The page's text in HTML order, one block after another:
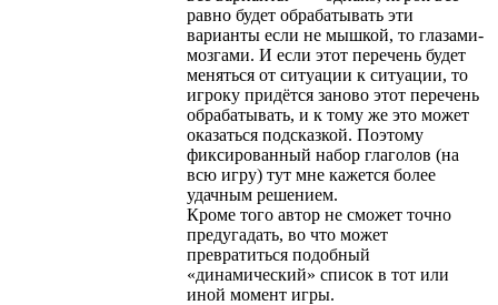
равно будет обрабатывать эти
варианты если не мышкой, то глазами-
мозгами. И если этот перечень будет
меняться от ситуации к ситуации, то
игроку придётся заново этот перечень
обрабатывать, и к тому же это может
оказаться подсказкой. Поэтому
фиксированный набор глаголов (на
всю игру) тут мне кажется более
удачным решением.
Кроме того автор не сможет точно
предугадать, во что может
превратиться подобный
«динамический» список в тот или
иной момент игры.